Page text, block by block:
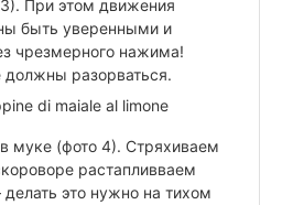
При этом движения
быть уверенными и
чрезмерного нажима!
разорваться.
муке (фото 4). Стряхиваем
растапливваем
это нужно на тихом